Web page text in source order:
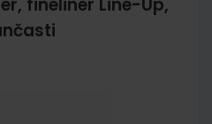
fineliner Line-Up,